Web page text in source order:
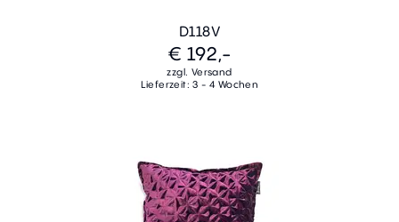
D118V
€ 192,-
zzgl. Versand
Lieferzeit: 3 - 4 Wochen